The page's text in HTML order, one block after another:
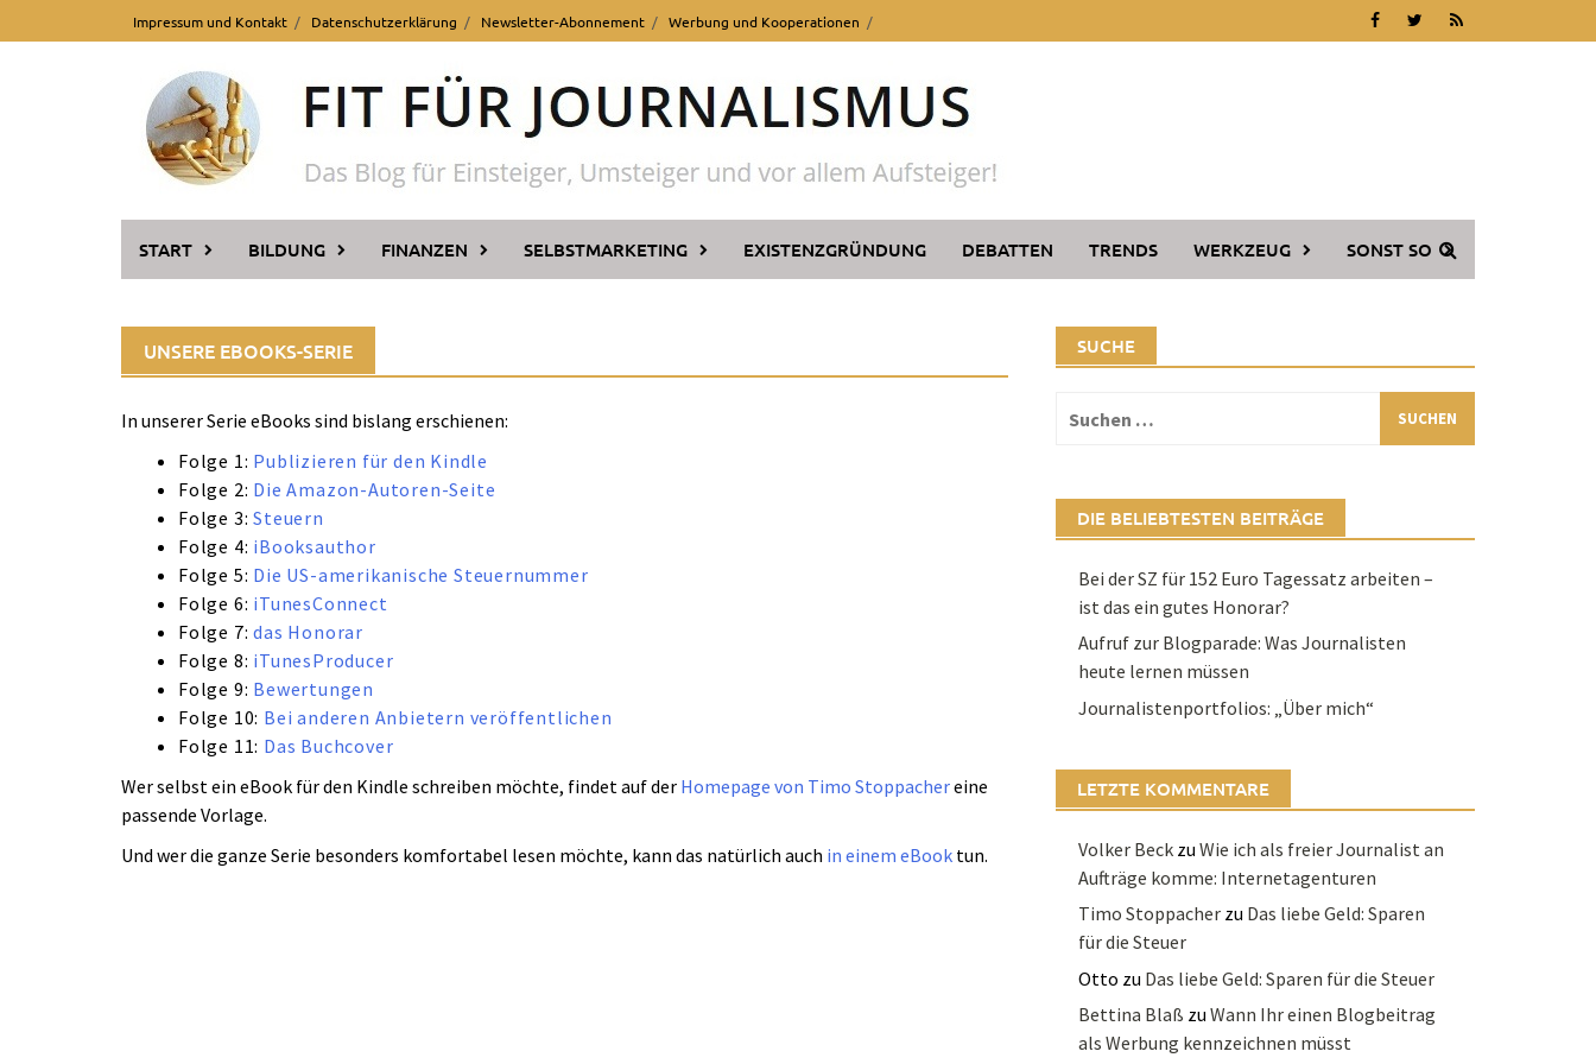
to
Impressum und Kontakt Datenschutzerklärung Newsletter-Abonnement Werbung und Kooperationen
START BILDUNG FINANZEN SELBSTMARKETING EXISTENZGRÜNDUNG DEBATTEN TRENDS WERKZEUG SONST SO
UNSERE EBOOKS-SERIE
In unserer Serie eBooks sind bislang erschienen:
Folge 1: Publizieren für den Kindle
Folge 2: Die Amazon-Autoren-Seite
Folge 3:Steuern
Folge 4: iBooksauthor
Folge 5: Die US-amerikanische Steuernummer
Folge 6: iTunesConnect
Folge 7:das Honorar
Folge 8: iTunesProducer
Folge 9: Bewertungen
Folge 10: Bei anderen Anbietern veröffentlichen
Folge 11: Das Buchcover
Wer selbst ein eBook für den Kindle schreiben möchte, findet auf der Homepage von Timo Stoppachereine
passende Vorlage.
Und wer die ganze Serie besonders komfortabel lesen möchte, kann das natürlich auch in einem eBook tun.
SUCHE
nach:
DIE BELIEBTESTEN BEITRÄGE
Bei der SZ für 152 Euro Tagessatz arbeiten –
ist das ein gutes Honorar?
Aufruf zur Blogparade: Was Journalisten
heute lernen müssen
Journalistenportfolios: „Über mich“
LETZTE KOMMENTARE
Volker Beckzu Wie ich als freier Journalist an
Aufträge komme: Internetagenturen
Timo Stoppacherzu Das liebe Geld: Sparen
für die Steuer
Otto zu Das liebe Geld: Sparen für die Steuer
Bettina Blaß zu Wann Ihr einen Blogbeitrag
als Werbung kennzeichnen müsst